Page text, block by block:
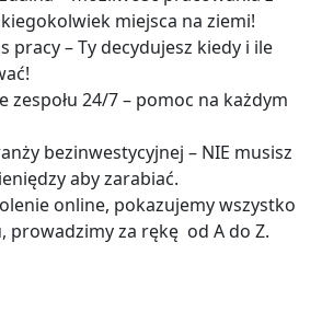
miejsca na ziemi!
pracy – Ty decydujesz kiedy i ile
zespołu 24/7 – pomoc na każdym
bezinwestycyjnej – NIE musisz
aby zarabiać.
online, pokazujemy wszystko
prowadzimy za rękę od A do Z.